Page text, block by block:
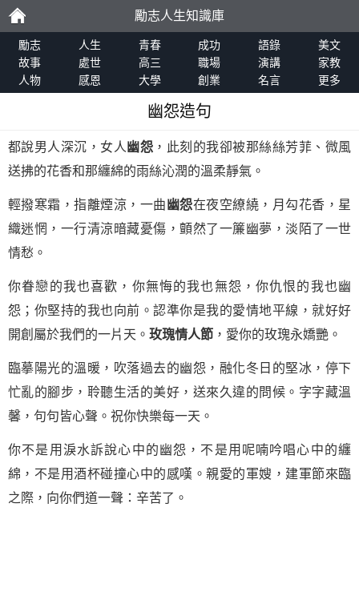
勵
志
勵志人生知識庫
勵志 人生 青春 成功 語錄
美文
故事
處世 高三 職場 演講
家教
人物
感恩 大學 創業 名言 更多
幽怨造句
都說男人深沉，女人 幽怨 ，此刻的我卻被那絲絲芳菲、微風
送拂的花香和那纏綿的雨絲沁潤的溫柔靜氣。
輕撥寒霜，指離煙涼，一曲 幽怨在夜空繚繞，月勾花香，星
織迷惘，一行清涼暗藏憂傷，顫然了一簾幽夢，淡陌了一世
情愁。
你眷戀的我也喜歡，你無悔的我也無怨，你仇恨的我也幽
怨；你堅持的我也向前。認準你是我的愛情地平線，就好好
開創屬於我們的一片天。 玫瑰情人節 ，愛你的玫瑰永嬌艷。
臨摹陽光的溫暖，吹落過去的幽怨，融化冬日的堅冰，停下
忙亂的腳步，聆聽生活的美好，送來久違的問候。字字藏溫
馨，句句皆心聲。祝你快樂每一天。
你不是用淚水訴說心中的幽怨，不是用呢喃吟唱心中的纏
綿，不是用酒杯碰撞心中的感嘆。親愛的軍嫂，建軍節來臨
之際，向你們道一聲：辛苦了。